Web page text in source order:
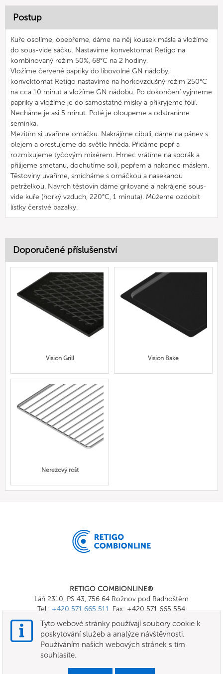
Postup
Kuře osolíme, opepřeme, dáme na něj kousek másla a vložíme
do sous-vide sáčku. Nastavíme konvektomat Retigo na
kombinovaný režim 50%, 68°C na 2 hodiny.
Vložíme červené papriky do libovolné GN nádoby,
konvektomat Retigo nastavíme na horkovzdušný režim 250°C
na cca 10 minut a vložíme GN nádobu. Po dokončení vyjmeme
papriky a vložíme je do samostatné misky a přikryjeme fólií.
Necháme je asi 5 minut. Poté je oloupeme a odstraníme
semínka.
Mezitím si uvaříme omáčku. Nakrájíme cibuli, dáme na pánev s
olejem a orestujeme do světle hněda. Přidáme pepř a
rozmixujeme tyčovým mixérem. Hrnec vrátíme na sporák a
přilijeme smetanu, dochutíme solí, pepřem a nakonec máslem.
Těstoviny uvaříme, smícháme s omáčkou a nasekanou
petrželkou. Navrch těstovin dáme grilované a nakrájené sous-
vide kuře (horký vzduch, 220°C, 1 minuta). Můžeme ozdobit
lístky čerstvé bazalky.
Doporučené příslušenství
Vision Grill Vision Bake
Nerezový rošt
RETIGO COMBIONLINE®
Láň 2310, PS 43, 756 64 Rožnov pod Radhoštěm
Tel.:+420 571 665 511, Fax: +420 571 665 554
E-mail:
info@combionline.com
Všeobecné smluvní podmínky
Tyto webové stránky používají soubory cookie k
poskytování služeb a analýze návštěvnosti.
Používáním našich webových stránek s tím
souhlasíte.